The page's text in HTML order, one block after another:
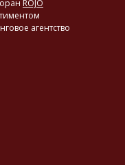
ROJO
агентство